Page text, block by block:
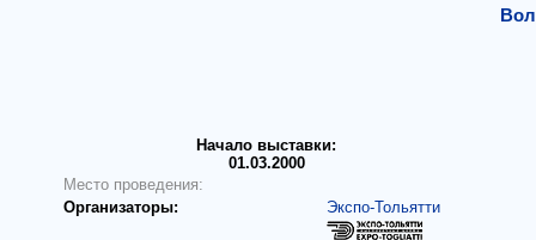
Начало выставки:
01.03.2000
Место проведения:
Организаторы:
Экспо-Тольятти